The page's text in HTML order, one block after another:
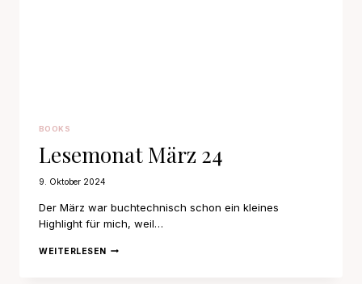
BOOKS
Lesemonat März 24
9. Oktober 2024
Der März war buchtechnisch schon ein kleines
Highlight für mich, weil…
WEITERLESENLESEMONAT